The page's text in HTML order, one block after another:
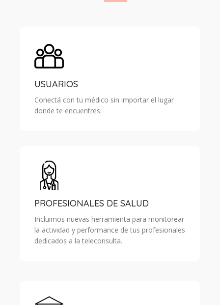
USUARIOS
Conectá con tu médico sin importar el lugar
donde te encuentres.
PROFESIONALES DE SALUD
Incluimos nuevas herramienta para monitorear
la actividad y performance de tus profesionales
dedicados a la teleconsulta.